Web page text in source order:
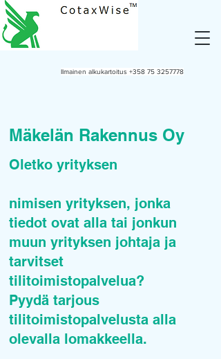
Ilmainen alkukartoitus +358 75 3257778
Mäkelän Rakennus Oy
Oletko yrityksen
nimisen yrityksen, jonka
tiedot ovat alla tai jonkun
muun yrityksen johtaja ja
tarvitset
tilitoimistopalvelua?
Pyydä tarjous
tilitoimistopalvelusta alla
olevalla lomakkeella.